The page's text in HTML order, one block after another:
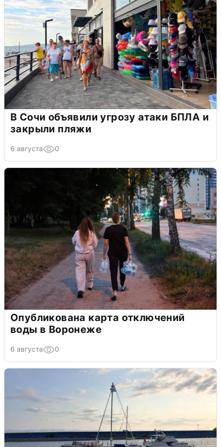
В Сочи объявили угрозу атаки БПЛА и
закрыли пляжи
6 августа 0
Опубликована карта отключений
воды в Воронеже
6 августа 0